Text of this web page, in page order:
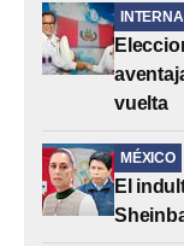
vuelta
MÉXICO
El